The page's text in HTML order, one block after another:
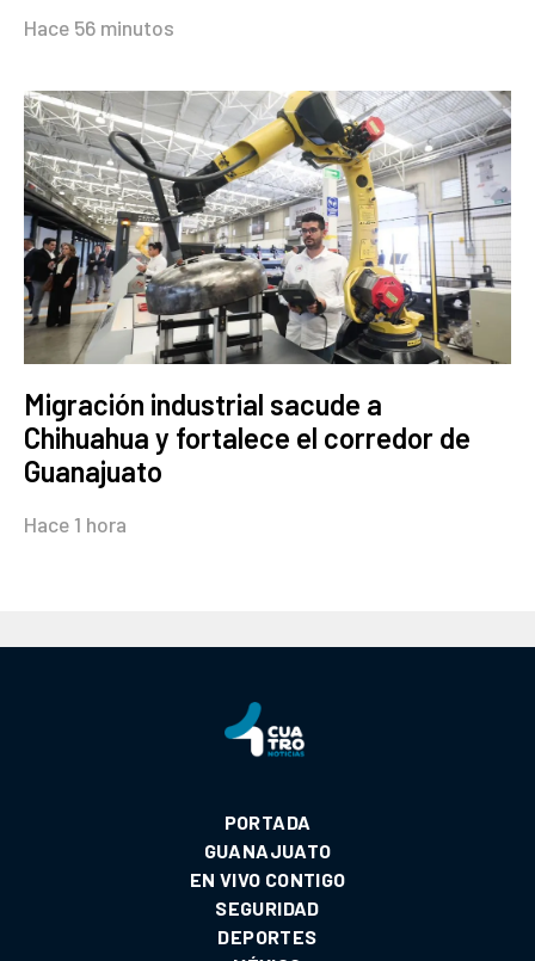
Hace 56 minutos
Migración industrial sacude a
Chihuahua y fortalece el corredor de
Guanajuato
Hace 1 hora
PORTADA
GUANAJUATO
EN VIVO CONTIGO
SEGURIDAD
DEPORTES